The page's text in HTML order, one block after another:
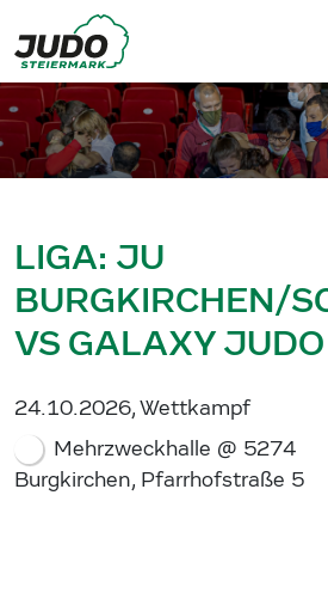
LIGA: JU
BURGKIRCHEN/
VS GALAXY
24.10.2026, Wettkampf
Mehrzweckhalle @ 5274
Burgkirchen, Pfarrhofstraße 5